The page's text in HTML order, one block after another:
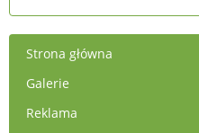
Strona główna
Galerie
Reklama